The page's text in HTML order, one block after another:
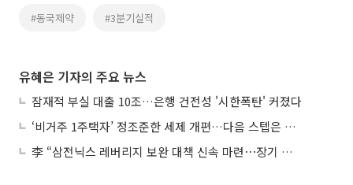
#동국제약 #3분기실적
유혜은 기자의 주요 뉴스
잠재적 부실 대출 10조…은행 건전성 '시한폭탄' 커졌다
‘비거주 1주택자’ 정조준한 세제 개편…다음 스텝은 금융 대책
李 “삼전닉스 레버리지 보완 대책 신속 마련⋯장기 채무 과감히 탕감”